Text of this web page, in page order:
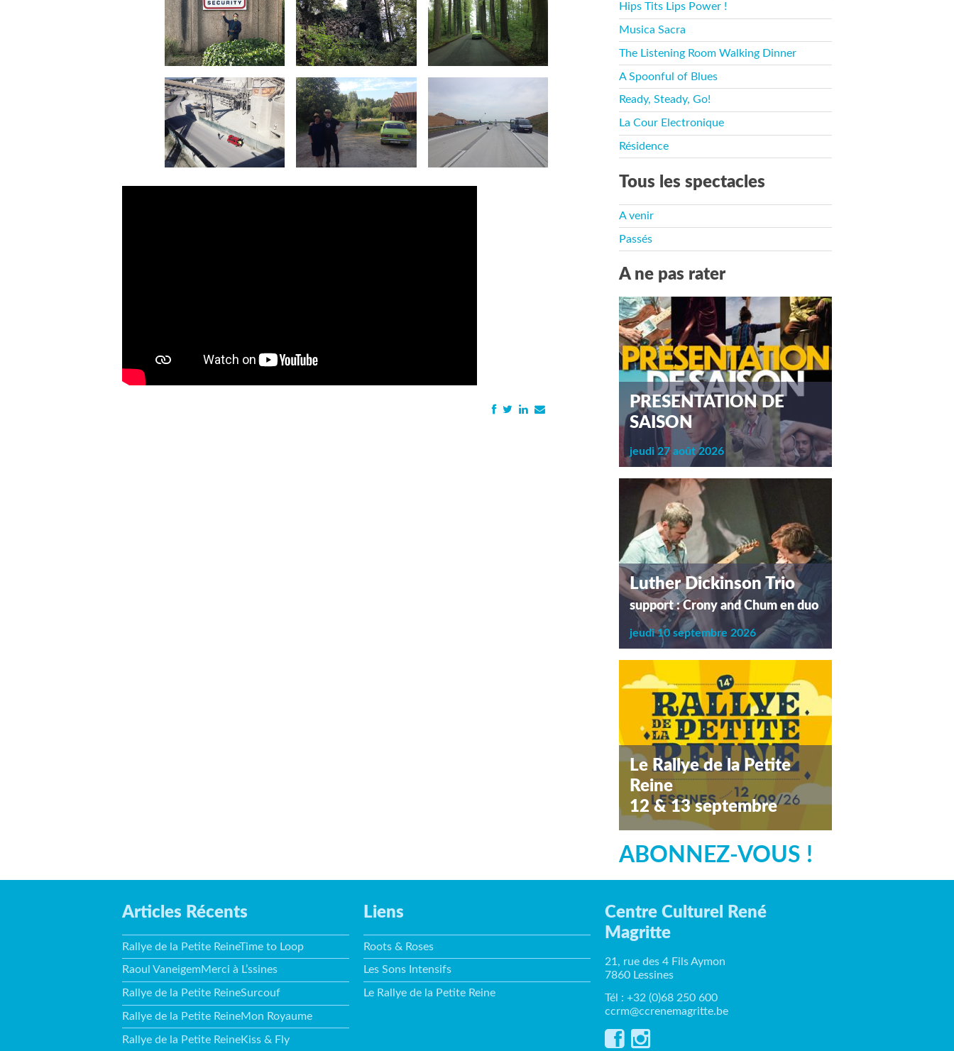
Hips Tits Lips Power !
Musica Sacra
The Listening Room Walking Dinner
A Spoonful of Blues
Ready, Steady, Go!
La Cour Electronique
Résidence
Tous les spectacles
A venir
Passés
A ne pas rater
PRESENTATION DE
SAISON
jeudi 27 août 2026
Luther Dickinson Trio
support : Crony and Chum en duo
jeudi 10 septembre 2026
Le Rallye de la Petite
Reine
12 & 13 septembre
ABONNEZ-VOUS !
Articles Récents
Rallye de la Petite ReineTime to Loop
Raoul VaneigemMerci à L’ssines
Rallye de la Petite ReineSurcouf
Rallye de la Petite ReineMon Royaume
Rallye de la Petite ReineKiss & Fly
Liens
Roots & Roses
Les Sons Intensifs
Le Rallye de la Petite Reine
Centre Culturel René
Magritte
21, rue des 4 Fils Aymon
7860 Lessines
Tél : +32 (0)68 250 600
ccrm@ccrenemagritte.be